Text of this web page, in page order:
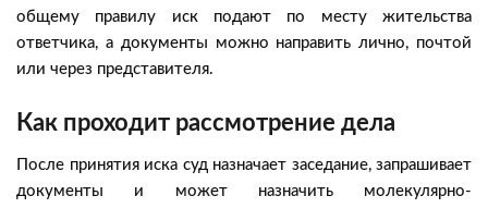
общему правилу иск подают по месту жительства
ответчика, а документы можно направить лично, почтой
или через представителя.
Как проходит рассмотрение дела
После принятия иска суд назначает заседание, запрашивает
документы и может назначить молекулярно-